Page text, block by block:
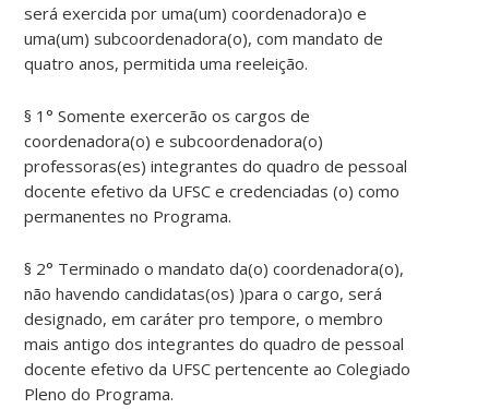
será exercida por uma(um) coordenadora)o e
uma(um) subcoordenadora(o), com mandato de
quatro anos, permitida uma reeleição.
§ 1° Somente exercerão os cargos de
coordenadora(o) e subcoordenadora(o)
professoras(es) integrantes do quadro de pessoal
docente efetivo da UFSC e credenciadas (o) como
permanentes no Programa.
§ 2° Terminado o mandato da(o) coordenadora(o),
não havendo candidatas(os) )para o cargo, será
designado, em caráter pro tempore, o membro
mais antigo dos integrantes do quadro de pessoal
docente efetivo da UFSC pertencente ao Colegiado
Pleno do Programa.